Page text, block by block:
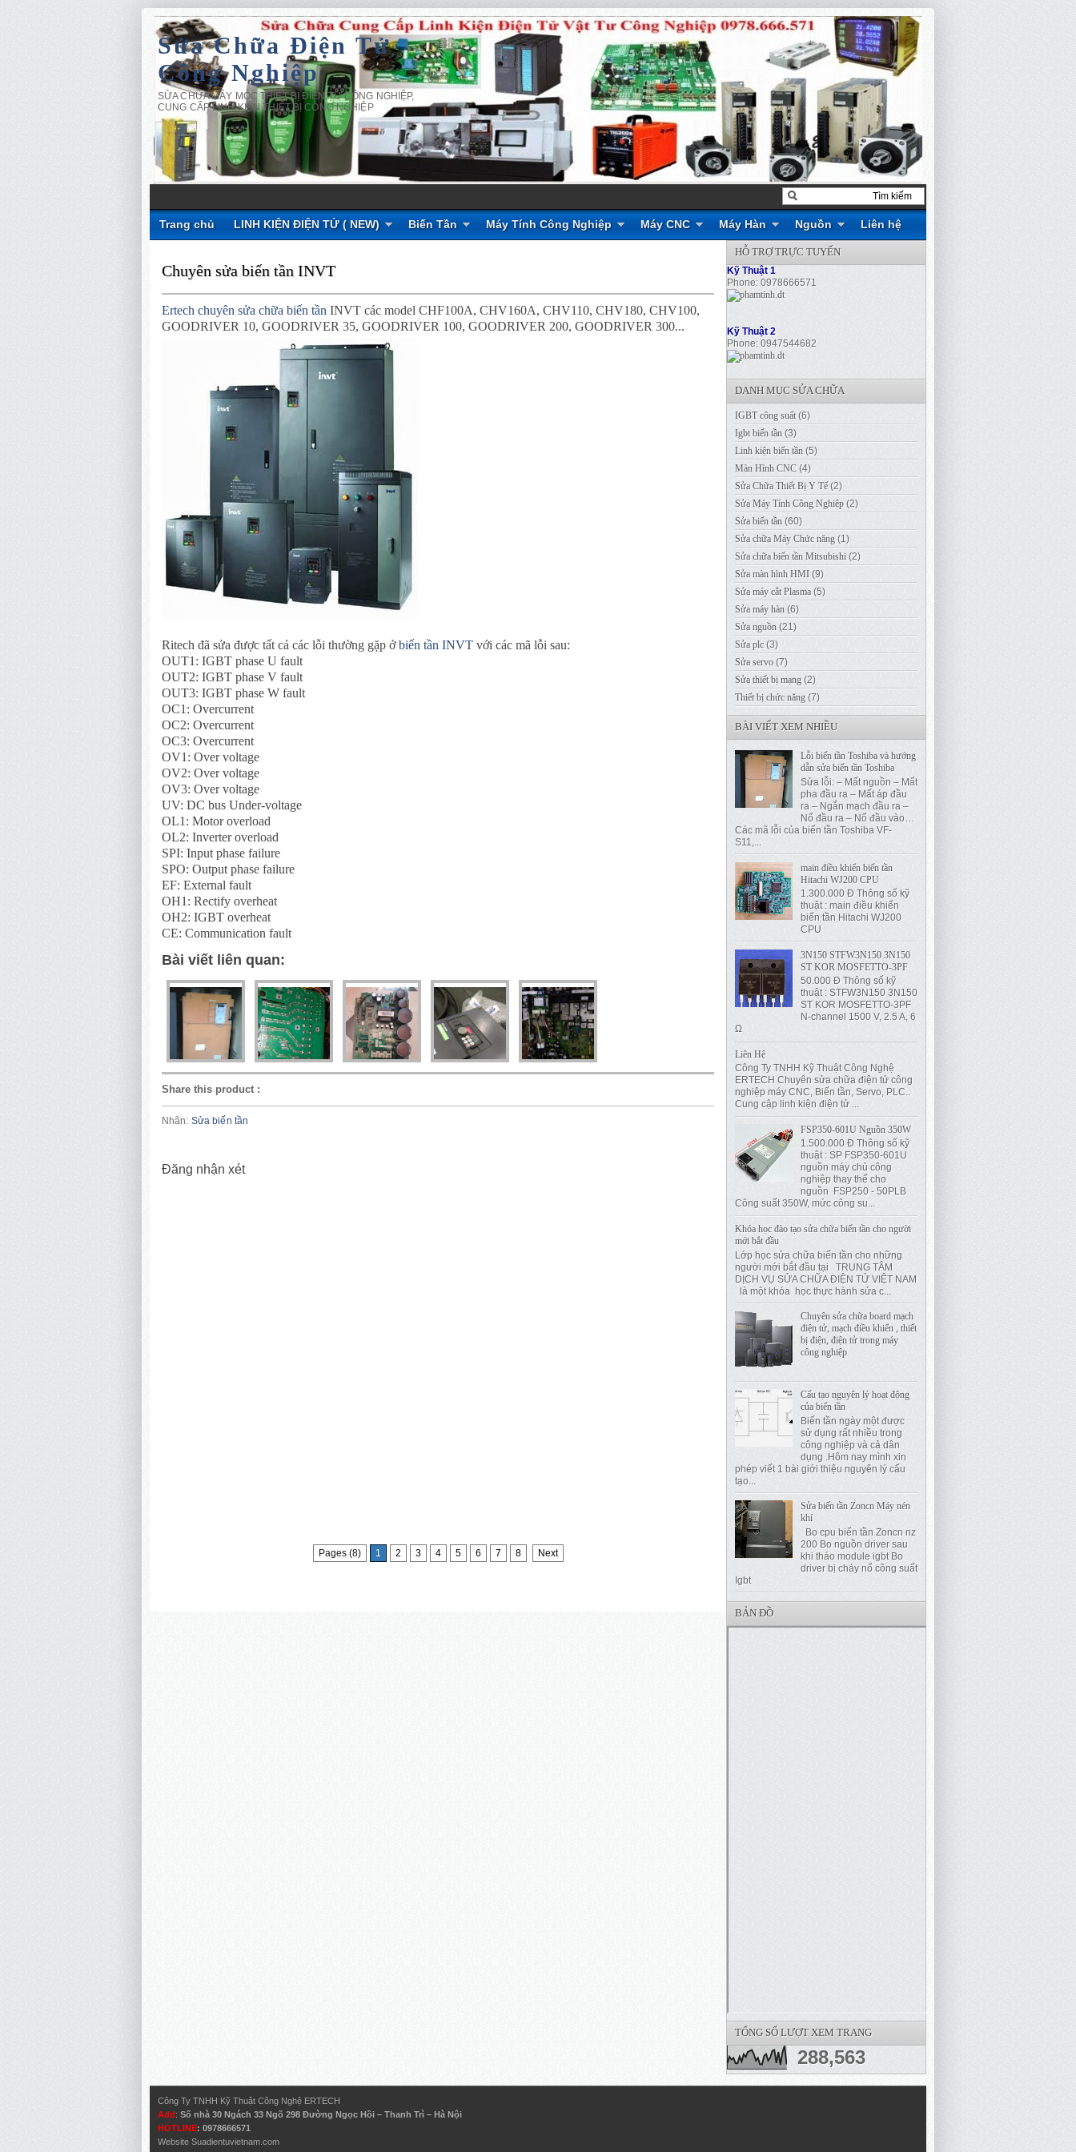
Sửa Chữa Điện Tử
Công Nghiệp
SỬA CHỮA MÁY MÓC THIẾT BỊ ĐIỆN TỬ CÔNG NGHIỆP,
CUNG CẤP LINH KIỆN THIẾT BỊ CÔNG NGHIỆP
Trang chủ LINH KIỆN ĐIỆN TỬ ( NEW) Biến Tần Máy Tính Công Nghiệp Máy CNC Máy Hàn Nguồn Liên hệ
Chuyên sửa biến tần INVT
Ertech chuyên sửa chữa biến tần INVT các model CHF100A, CHV160A, CHV110, CHV180, CHV100,
GOODRIVER 10, GOODRIVER 35, GOODRIVER 100, GOODRIVER 200, GOODRIVER 300...
Ritech đã sửa được tất cả các lỗi thường gặp ởbiến tần INVT với các mã lỗi sau:
OUT1: IGBT phase U fault
OUT2: IGBT phase V fault
OUT3: IGBT phase W fault
OC1: Overcurrent
OC2: Overcurrent
OC3: Overcurrent
OV1: Over voltage
OV2: Over voltage
OV3: Over voltage
UV: DC bus Under-voltage
OL1: Motor overload
OL2: Inverter overload
SPI: Input phase failure
SPO: Output phase failure
EF: External fault
OH1: Rectify overheat
OH2: IGBT overheat
CE: Communication fault
Bài viết liên quan:
Share this product :
Nhãn: Sửa biến tần
Đăng nhận xét
Pages (8) 1 2 3 4 5 6 7 8 Next
HỖ TRỢ TRỰC TUYẾN
Kỹ Thuật 1
Phone: 0978666571
Kỹ Thuật 2
Phone: 0947544682
DANH MỤC SỬA CHỮA
IGBT công suất (6)
Igbt biến tần (3)
Linh kiện biến tần (5)
Màn Hình CNC (4)
Sửa Chữa Thiết Bị Y Tế (2)
Sửa Máy Tính Công Nghiệp (2)
Sửa biến tần (60)
Sửa chữa Máy Chức năng (1)
Sửa chữa biến tần Mitsubishi (2)
Sửa màn hình HMI (9)
Sửa máy cắt Plasma (5)
Sửa máy hàn (6)
Sửa nguồn (21)
Sửa plc (3)
Sửa servo (7)
Sửa thiết bị mạng (2)
Thiết bị chức năng (7)
BÀI VIẾT XEM NHIỀU
Lỗi biến tần Toshiba và hướng
dẫn sửa biến tần Toshiba
Sửa lỗi: – Mất nguồn – Mất
pha đầu ra – Mất áp đầu
ra – Ngắn mạch đầu ra –
Nổ đầu ra – Nổ đầu vào…
Các mã lỗi của biến tần Toshiba VF-
S11,...
main điều khiển biến tần
Hitachi WJ200 CPU
1.300.000 Đ Thông số kỹ
thuật : main điều khiển
biến tần Hitachi WJ200
CPU
3N150 STFW3N150 3N150
ST KOR MOSFETTO-3PF
50.000 Đ Thông số kỹ
thuật : STFW3N150 3N150
ST KOR MOSFETTO-3PF
N-channel 1500 V, 2.5 A, 6
Ω
Liên Hệ
Công Ty TNHH Kỹ Thuật Công Nghệ
ERTECH Chuyên sửa chữa điện tử công
nghiệp máy CNC, Biến tần, Servo, PLC..
Cung cập linh kiện điện tử ...
FSP350-601U Nguồn 350W
1.500.000 Đ Thông số kỹ
thuật : SP FSP350-601U
nguồn máy chủ công
nghiệp thay thế cho
nguồn FSP250 - 50PLB
Công suất 350W, mức công su...
Khóa học đào tạo sửa chữa biến tần cho người
mới bắt đầu
Lớp học sửa chữa biến tần cho những
người mới bắt đầu tại TRUNG TÂM
DỊCH VỤ SỬA CHỮA ĐIỆN TỬ VIỆT NAM
là một khóa học thực hành sửa c...
Chuyên sửa chữa board mạch
điện tử, mạch điều khiển , thiết
bị điện, điện tử trong máy
công nghiệp
Cấu tạo nguyên lý hoạt động
của biến tần
Biến tần ngày một được
sử dụng rất nhiều trong
công nghiệp và cả dân
dụng .Hôm nay mình xin
phép viết 1 bài giới thiệu nguyên lý cấu
tạo...
Sửa biến tần Zoncn Máy nén
khí
Bo cpu biến tần Zoncn nz
200 Bo nguồn driver sau
khi tháo module igbt Bo
driver bị cháy nổ công suất
Igbt
BẢN ĐỒ
TỔNG SỐ LƯỢT XEM TRANG
288,563
Công Ty TNHH Kỹ Thuật Công Nghệ ERTECH
Add: Số nhà 30 Ngách 33 Ngõ 298 Đường Ngọc Hồi – Thanh Trì – Hà Nội
HOTLINE: 0978666571
Website Suadientuvietnam.com